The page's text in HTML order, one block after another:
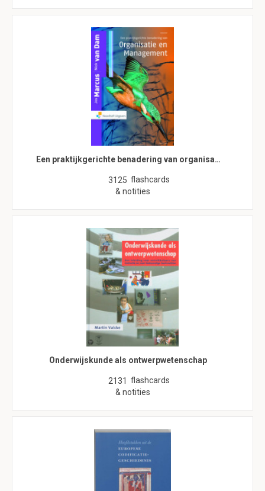
Een praktijkgerichte benadering van organisa…
3125 flashcards
& notities
Onderwijskunde als ontwerpwetenschap
2131 flashcards
& notities